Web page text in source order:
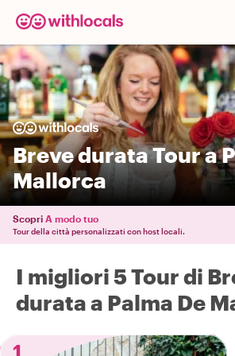
Breve durata Tour a
Mallorca
Scopri A modo tuo
Tour della città personalizzati con host locali.
I migliori 5 Tour di
durata a Palma De